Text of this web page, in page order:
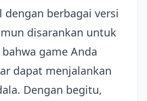
berbagai versi
disarankan untuk
game Anda
dapat menjalankan
Dengan begitu,